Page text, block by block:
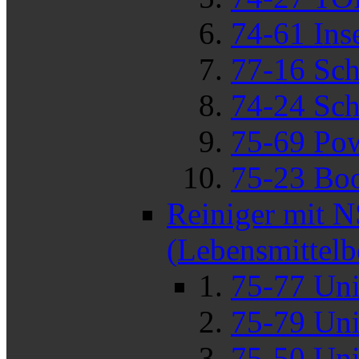
74-61
77-16
74-24
75-69
75-23
Reiniger mit
75-77
75-79